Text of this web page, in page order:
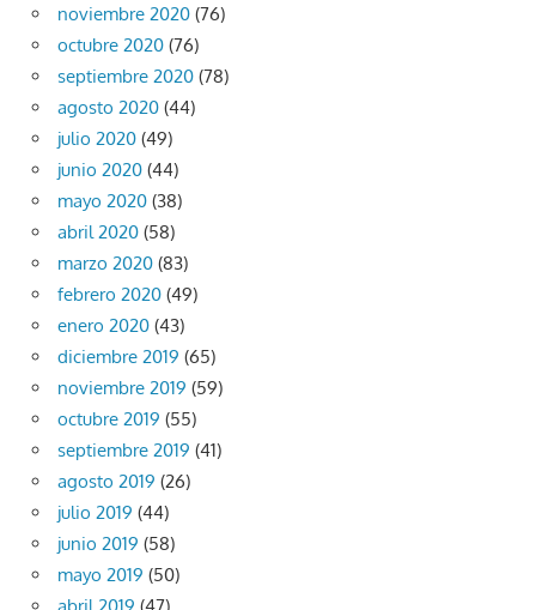
noviembre 2020 (76)
octubre 2020 (76)
septiembre 2020 (78)
agosto 2020 (44)
julio 2020 (49)
junio 2020 (44)
mayo 2020 (38)
abril 2020 (58)
marzo 2020 (83)
febrero 2020 (49)
enero 2020 (43)
diciembre 2019 (65)
noviembre 2019 (59)
octubre 2019 (55)
septiembre 2019 (41)
agosto 2019 (26)
julio 2019 (44)
junio 2019 (58)
mayo 2019 (50)